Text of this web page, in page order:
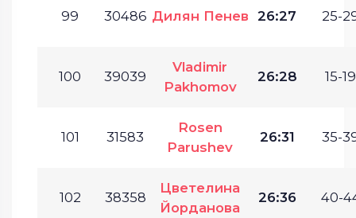
99 30486 Дилян Пенев 26:27 25-
100 39039
Vladimir
Pakhomov
26:28 15-
101 31583
Rosen
Parushev
26:31 35-
102 38358
Цветелина
Йорданова
26:36 40-